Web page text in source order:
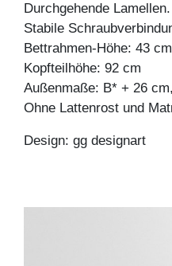
Durchgehende
Stabile
Bettrahmen-Höhe: 43 cm
Kopfteilhöhe: 92 cm
Außenmaße: B* + 26
Ohne Lattenrost und
Design: gg designart